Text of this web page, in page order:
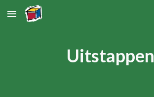
Skip to main content
Uitstappen